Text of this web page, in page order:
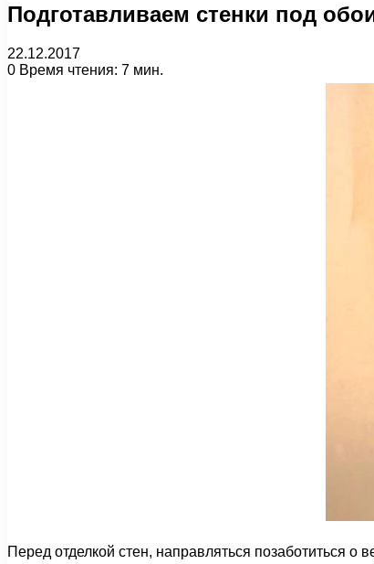
Подготавливаем стенки под
22.12.2017
0 Время чтения: 7 мин.
Перед отделкой стен, направляться позаботиться о